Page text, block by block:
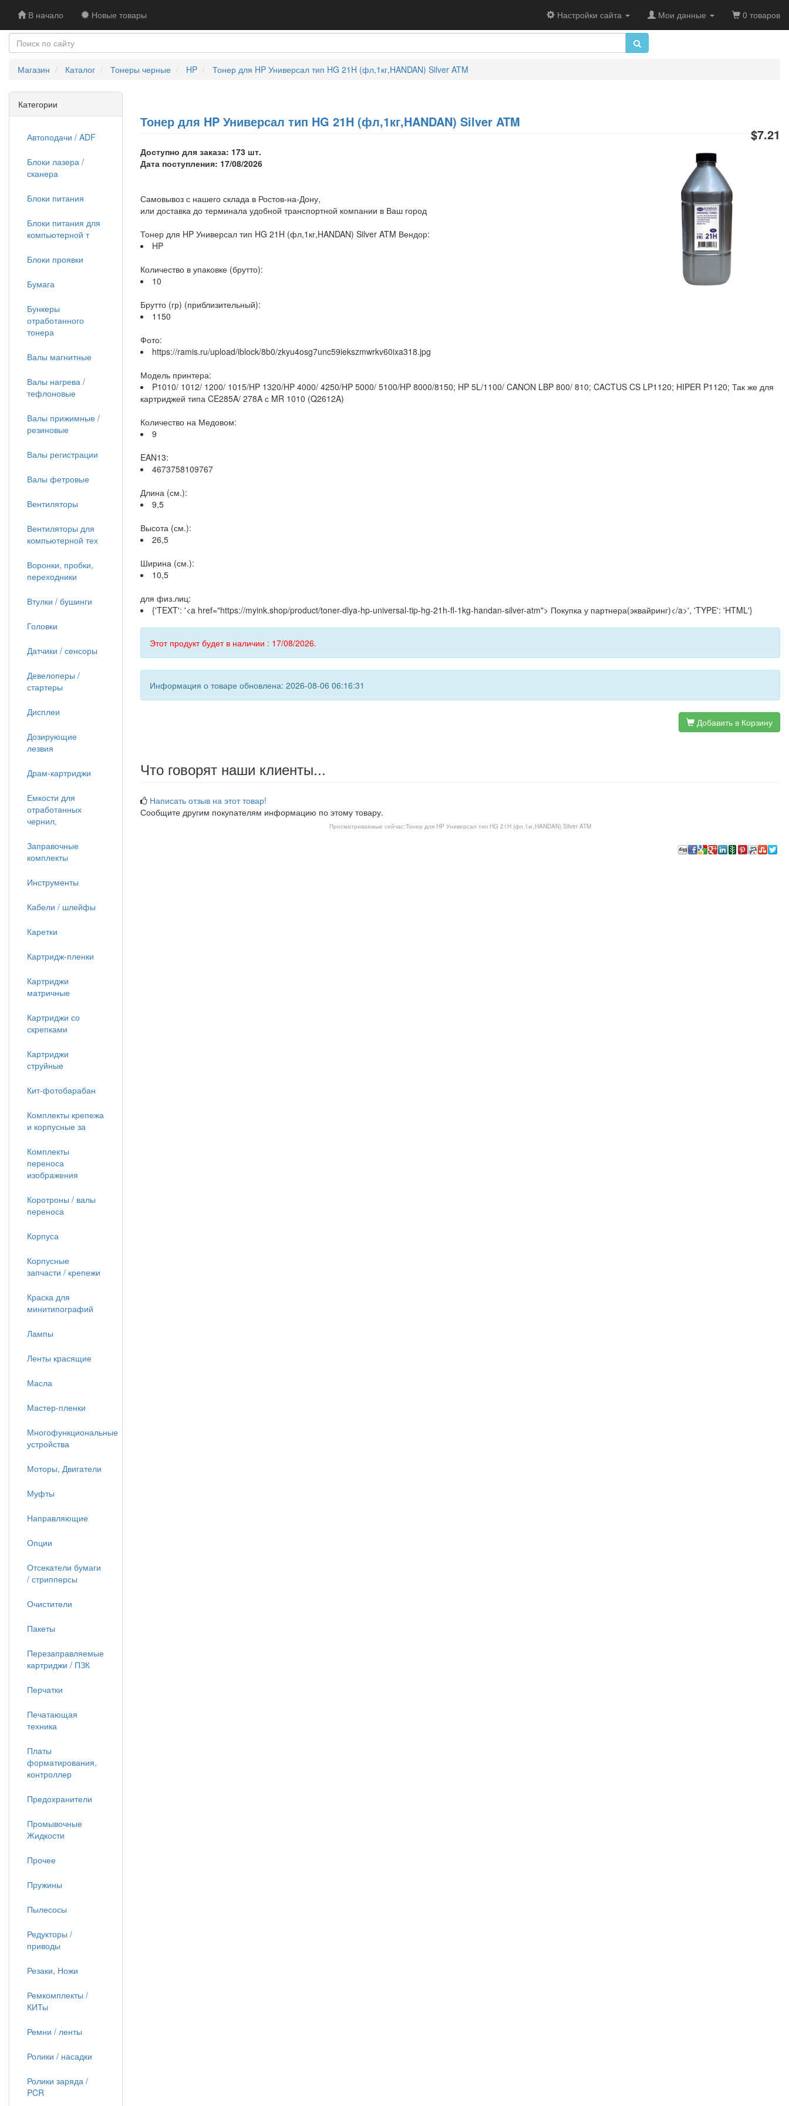
В начало Новые товары Настройки сайта Мои данные 0 товаров
Магазин Каталог Тонеры черные HP Тонер для HP Универсал тип HG 21H (фл,1кг,HANDAN) Silver ATM
Тонер для HP Универсал тип HG 21H (фл,1кг,HANDAN) Silver ATM
$7.21
Доступно для заказа: 173 шт.
Дата поступления: 17/08/2026
Самовывоз с нашего склада в Ростов-на-Дону,
или доставка до терминала удобной транспортной компании в Ваш город
Тонер для HP Универсал тип HG 21H (фл,1кг,HANDAN) Silver ATM Вендор:
HP
Количество в упаковке (брутто):
10
Брутто (гр) (приблизительный):
1150
Фото:
https://ramis.ru/upload/iblock/8b0/zkyu4osg7unc59iekszmwrkv60ixa318.jpg
Модель принтера:
P1010/ 1012/ 1200/ 1015/HP 1320/HP 4000/ 4250/HP 5000/ 5100/HP 8000/8150; HP 5L/1100/ CANON LBP 800/ 810; CACTUS CS LP1120; HIPER P1120; Так же для
картриджей типа CE285A/ 278A с MR 1010 (Q2612A)
Количество на Медовом:
9
EAN13:
4673758109767
Длина (см.):
9,5
Высота (см.):
26,5
Ширина (см.):
10,5
для физ.лиц:
{'TEXT': '<a href="https://myink.shop/product/toner-dlya-hp-universal-tip-hg-21h-fl-1kg-handan-silver-atm"> Покупка у партнера(эквайринг)</a>', 'TYPE': 'HTML'}
Этот продукт будет в наличии : 17/08/2026.
Информация о товаре обновлена: 2026-08-06 06:16:31
Добавить в Корзину
Что говорят наши клиенты...
Написать отзыв на этот товар!
Сообщите другим покупателям информацию по этому товару.
Просматриваемые сейчас:Тонер для HP Универсал тип HG 21H (фл,1кг,HANDAN) Silver ATM
Категории
Автоподачи / ADF
Блоки лазера /
сканера
Блоки питания
Блоки питания для
компьютерной т
Блоки проявки
Бумага
Бункеры
отработанного
тонера
Валы магнитные
Валы нагрева /
тефлоновые
Валы прижимные /
резиновые
Валы регистрации
Валы фетровые
Вентиляторы
Вентиляторы для
компьютерной тех
Воронки, пробки,
переходники
Втулки / бушинги
Головки
Датчики / сенсоры
Девелоперы /
стартеры
Дисплеи
Дозирующие
лезвия
Драм-картриджи
Емкости для
отработанных
чернил,
Заправочные
комплекты
Инструменты
Кабели / шлейфы
Каретки
Картридж-пленки
Картриджи
матричные
Картриджи со
скрепками
Картриджи
струйные
Кит-фотобарабан
Комплекты крепежа
и корпусные за
Комплекты
переноса
изображения
Коротроны / валы
переноса
Корпуса
Корпусные
запчасти / крепежи
Краска для
минитипографий
Лампы
Ленты красящие
Масла
Мастер-пленки
Многофункциональные
устройства
Моторы, Двигатели
Муфты
Направляющие
Опции
Отсекатели бумаги
/ стрипперсы
Очистители
Пакеты
Перезаправляемые
картриджи / ПЗК
Перчатки
Печатающая
техника
Платы
форматирования,
контроллер
Предохранители
Промывочные
Жидкости
Прочее
Пружины
Пылесосы
Редукторы /
приводы
Резаки, Ножи
Ремкомплекты /
КИТы
Ремни / ленты
Ролики / насадки
Ролики заряда /
PCR